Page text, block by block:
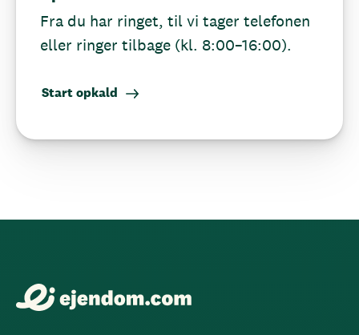
Fra du har ringet, til vi tager telefonen
eller ringer tilbage (kl. 8:00–16:00).
Start opkald